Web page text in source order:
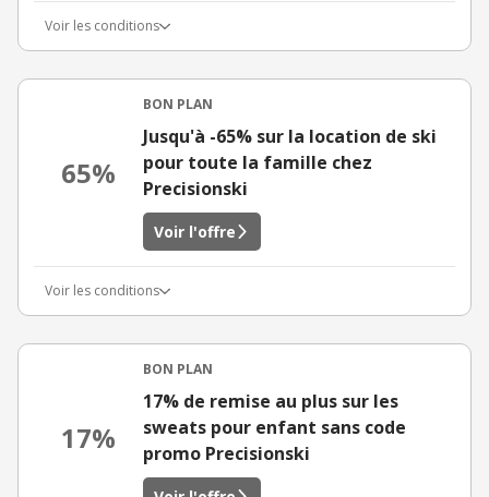
Voir les conditions
65%
BON PLAN
Jusqu'à -65% sur la location de ski
pour toute la famille chez
Precisionski
Voir l'offre
Voir les conditions
17%
BON PLAN
17% de remise au plus sur les
sweats pour enfant sans code
promo Precisionski